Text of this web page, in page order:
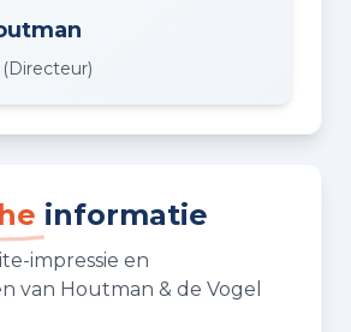
informatie
impressie en
van Houtman & de Vogel